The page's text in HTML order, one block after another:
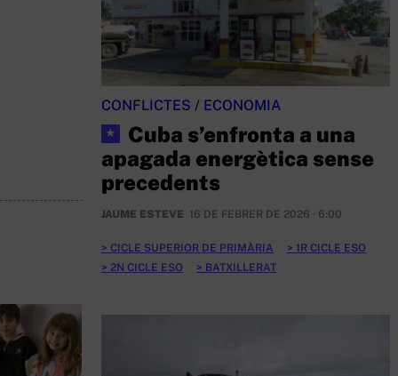
CONFLICTES / ECONOMIA
★
Cuba s’enfronta a una
apagada energètica sense
precedents
JAUME ESTEVE 16 DE FEBRER DE 2026 · 6:00
CICLE SUPERIOR DE PRIMÀRIA
1R CICLE ESO
2N CICLE ESO
BATXILLERAT